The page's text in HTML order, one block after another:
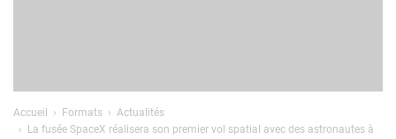
Accueil Formats
Actualités
La fusée SpaceX réalisera son premier vol spatial avec des astronautes à